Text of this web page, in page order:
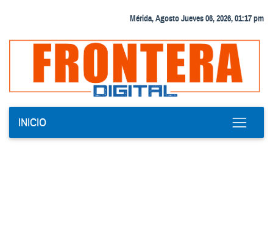
Mérida, Agosto Jueves 06, 2026, 01:17 pm
INICIO